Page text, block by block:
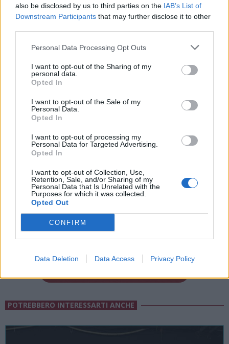
also be disclosed by us to third parties on the IAB’s List of
Downstream Participants that may further disclose it to other
Personal Data Processing Opt Outs
I want to opt-out of the Sharing of my
personal data.
Opted In
I want to opt-out of the Sale of my
Personal Data.
Opted In
I want to opt-out of processing my
Personal Data for Targeted Advertising.
Opted In
I want to opt-out of Collection, Use,
Retention, Sale, and/or Sharing of my
Personal Data that Is Unrelated with the
Purposes for which it was collected.
Opted Out
CONFIRM
Data Deletion Data Access Privacy Policy
ADV
Tutti gli eventi
diagostoa Materia
Via Confalonieri, 5 - Castronno
POTREBBERO INTERESSARTI ANCHE